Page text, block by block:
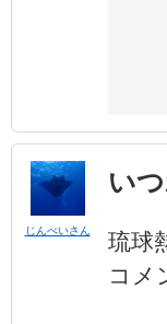
じんべいさん
い
琉球
コメ